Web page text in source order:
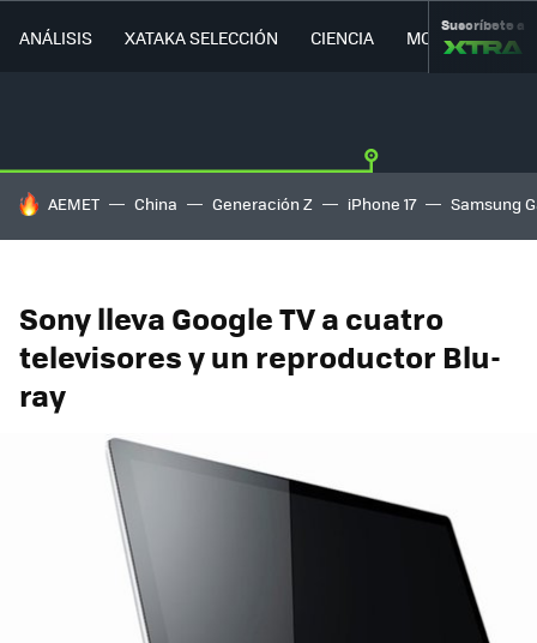
ANÁLISIS XATAKA SELECCIÓN CIENCIA MOVILIDAD
Suscríbete a
HOY SE HABLA DE
AEMET China Generación Z iPhone 17 Samsung
Sony lleva Google TV a cuatro
televisores y un reproductor Blu-
ray